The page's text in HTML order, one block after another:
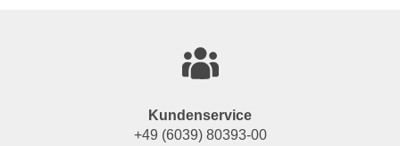
Kundenservice
+49 (6039) 80393-00